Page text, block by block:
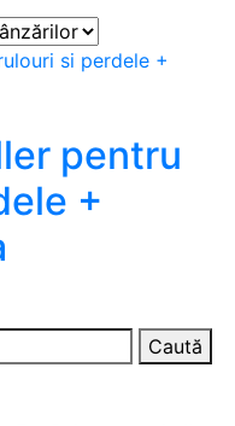
pentru
+
Caută